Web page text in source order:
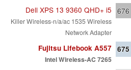
Dell XPS 13 9360 QHD+ i5
Killer Wireless-n/a/ac 1535 Wireless
Network Adapter
676
Fujitsu Lifebook A557
Intel Wireless-AC 7265
675